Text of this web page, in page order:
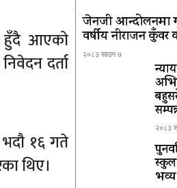
हुँदै आएको
दर्ता
भदौ १६ गते
थिए।
जेनजी आन्दोलनमा
वर्षीय नीराजन कुँवर
२०८३ साउन ७
२०८३
स्कुल